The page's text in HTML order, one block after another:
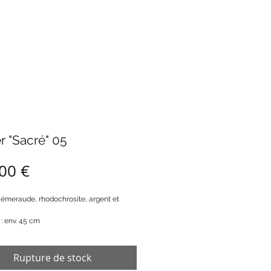
"Sacré" 05
€Prix
rhodochrosite, argent et
env. 45 cm
Rupture de stock